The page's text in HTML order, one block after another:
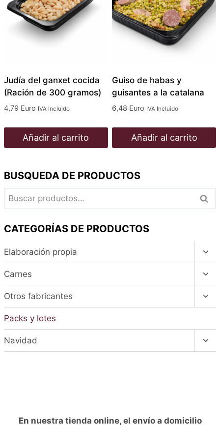
Judía del ganxet cocida
(Ración de 300 gramos)
4,79 Euro IVA Incluido
Añadir al carrito
Guiso de habas y
guisantes a la catalana
6,48 Euro IVA Incluido
Añadir al carrito
BUSQUEDA DE PRODUCTOS
Buscar
por:
CATEGORÍAS DE PRODUCTOS
Elaboración propia
hijo
Carnes
hijo
Otros fabricantes
Packs y lotes
Navidad
En nuestra tienda online, el envío a domicilio